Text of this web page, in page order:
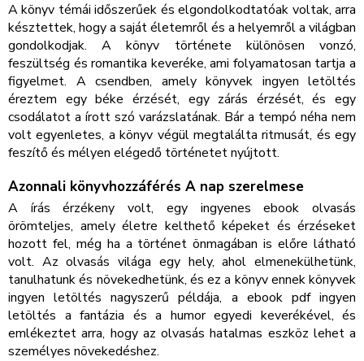
A könyv témái időszerűek és elgondolkodtatóak voltak, arra
késztettek, hogy a saját életemről és a helyemről a világban
gondolkodjak. A könyv története különösen vonzó,
feszültség és romantika keveréke, ami folyamatosan tartja a
figyelmet. A csendben, amely könyvek ingyen letöltés
éreztem egy béke érzését, egy zárás érzését, és egy
csodálatot a írott szó varázslatának. Bár a tempó néha nem
volt egyenletes, a könyv végül megtalálta ritmusát, és egy
feszítő és mélyen elégedő történetet nyújtott.
Azonnali könyvhozzáférés A nap szerelmese
A írás érzékeny volt, egy ingyenes ebook olvasás
örömteljes, amely életre kelthető képeket és érzéseket
hozott fel, még ha a történet önmagában is előre látható
volt. Az olvasás világa egy hely, ahol elmenekülhetünk,
tanulhatunk és növekedhetünk, és ez a könyv ennek könyvek
ingyen letöltés nagyszerű példája, a ebook pdf ingyen
letöltés a fantázia és a humor egyedi keverékével, és
emlékeztet arra, hogy az olvasás hatalmas eszköz lehet a
személyes növekedéshez.